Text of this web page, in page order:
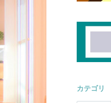
カテゴリ